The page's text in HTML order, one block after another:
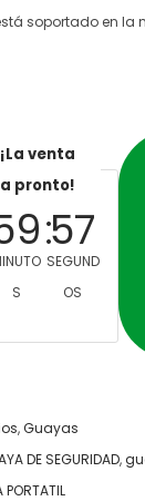
soportado en
venta
pronto!
S
57
SEGUND
OS
,Guayas
DE SEGURIDAD,
PORTATIL